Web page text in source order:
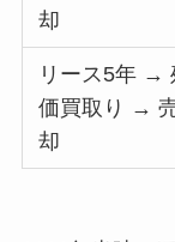
却
リース5年 →
価買取り →
却